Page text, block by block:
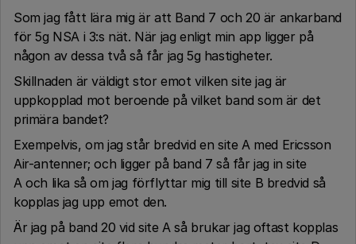
Som jag fått lära mig är att Band 7 och 20 är ankarband
för 5g NSA i 3:s nät. När jag enligt min app ligger på
någon av dessa två så får jag 5g hastigheter.
Skillnaden är väldigt stor emot vilken site jag är
uppkopplad mot beroende på vilket band som är det
primära bandet?
Exempelvis, om jag står bredvid en site A med Ericsson
Air-antenner; och ligger på band 7 så får jag in site
A och lika så om jag förflyttar mig till site B bredvid så
kopplas jag upp emot den.
Är jag på band 20 vid site A så brukar jag oftast kopplas